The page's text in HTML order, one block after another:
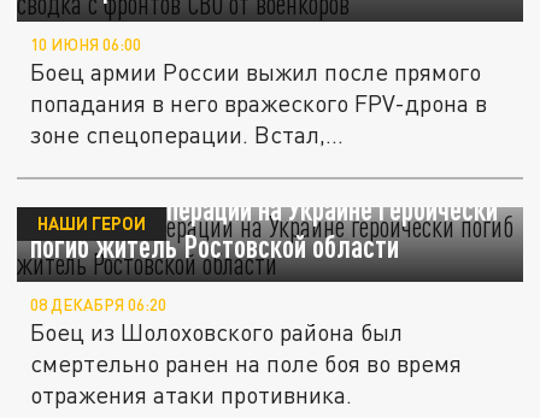
10 ИЮНЯ 06:00
Боец армии России выжил после прямого
попадания в него вражеского FPV-дрона в
зоне спецоперации. Встал,...
В зоне спецоперации на Украине героически
погиб житель Ростовской области
НАШИ ГЕРОИ
08 ДЕКАБРЯ 06:20
Боец из Шолоховского района был
смертельно ранен на поле боя во время
отражения атаки противника.